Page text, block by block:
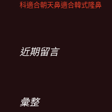
科適合朝天鼻適合韓式隆鼻
近期留言
彙整